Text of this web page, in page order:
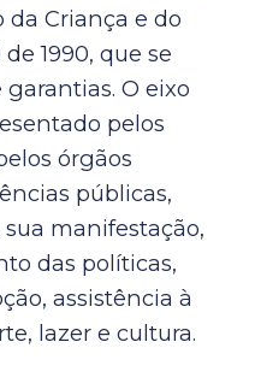
Criança e do
1990, que se
O eixo
pelos
órgãos
públicas,
manifestação,
das políticas,
assistência à
lazer e cultura.